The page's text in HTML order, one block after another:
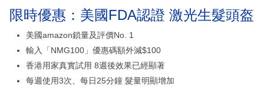
限時優惠：美國FDA認證 激光生髮頭盔
美國amazon鎖量及評價No. 1
輸入「NMG100」優惠碼額外減$100
香港用家真實試用 8週後效果已經顯著
每週使用3次、每日25分鐘 髮量明顯增加